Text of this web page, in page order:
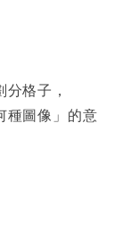
格子，
種圖像」的意